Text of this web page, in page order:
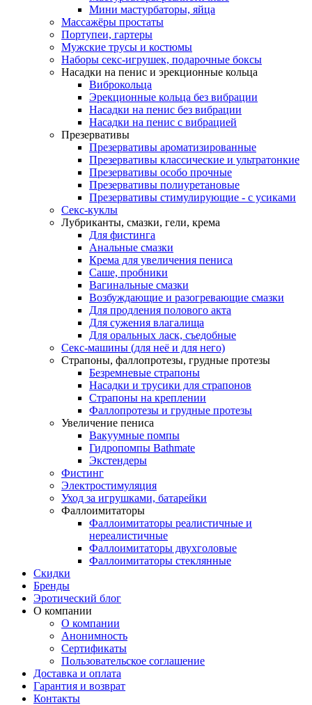
Мини мастурбаторы, яйца
Массажёры простаты
Портупеи, гартеры
Мужские трусы и костюмы
Наборы секс-игрушек, подарочные боксы
Насадки на пенис и эрекционные кольца
Виброкольца
Эрекционные кольца без вибрации
Насадки на пенис без вибрации
Насадки на пенис с вибрацией
Презервативы
Презервативы ароматизированные
Презервативы классические и ультратонкие
Презервативы особо прочные
Презервативы полиуретановые
Презервативы стимулирующие - с усиками
Секс-куклы
Лубриканты, смазки, гели, крема
Для фистинга
Анальные смазки
Крема для увеличения пениса
Саше, пробники
Вагинальные смазки
Возбуждающие и разогревающие смазки
Для продления полового акта
Для сужения влагалища
Для оральных ласк, съедобные
Секс-машины (для неё и для него)
Страпоны, фаллопротезы, грудные протезы
Безремневые страпоны
Насадки и трусики для страпонов
Страпоны на креплении
Фаллопротезы и грудные протезы
Увеличение пениса
Вакуумные помпы
Гидропомпы Bathmate
Экстендеры
Фистинг
Электростимуляция
Уход за игрушками, батарейки
Фаллоимитаторы
Фаллоимитаторы реалистичные и
нереалистичные
Фаллоимитаторы двухголовые
Фаллоимитаторы стеклянные
Скидки
Бренды
Эротический блог
О компании
О компании
Анонимность
Сертификаты
Пользовательское соглашение
Доставка и оплата
Гарантия и возврат
Контакты